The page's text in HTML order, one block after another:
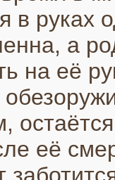
в
а
на её
её